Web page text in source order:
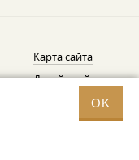
OK
Карта сайта
Дизайн сайта —